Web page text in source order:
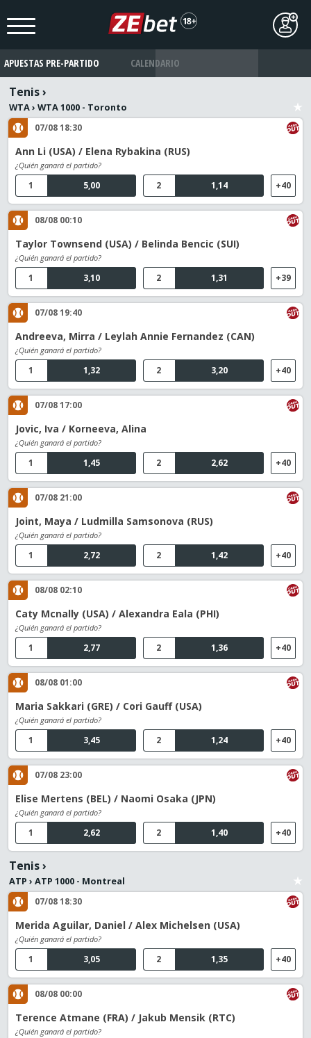
APUESTAS PRE-PARTIDO CALENDARIO
Tenis›
WTA› WTA 1000 - Toronto
07/08 18:30
Ann Li (USA) / Elena Rybakina (RUS)
¿Quién ganará el partido?
5,00
1 1,14
2 +40
08/08 00:10
Taylor Townsend (USA) / Belinda Bencic (SUI)
¿Quién ganará el partido?
3,10
1 1,31
2 +39
07/08 19:40
Andreeva, Mirra / Leylah Annie Fernandez (CAN)
¿Quién ganará el partido?
1,32
1 3,20
2 +40
07/08 17:00
Jovic, Iva / Korneeva, Alina
¿Quién ganará el partido?
1,45
1 2,62
2 +40
07/08 21:00
Joint, Maya / Ludmilla Samsonova (RUS)
¿Quién ganará el partido?
2,72
1 1,42
2 +40
08/08 02:10
Caty Mcnally (USA) / Alexandra Eala (PHI)
¿Quién ganará el partido?
2,77
1 1,36
2 +40
08/08 01:00
Maria Sakkari (GRE) / Cori Gauff (USA)
¿Quién ganará el partido?
3,45
1 1,24
2 +40
07/08 23:00
Elise Mertens (BEL) / Naomi Osaka (JPN)
¿Quién ganará el partido?
2,62
1 1,40
2 +40
Tenis›
ATP › ATP 1000 - Montreal
07/08 18:30
Merida Aguilar, Daniel / Alex Michelsen (USA)
¿Quién ganará el partido?
3,05
1 1,35
2 +40
08/08 00:00
Terence Atmane (FRA) / Jakub Mensik (RTC)
¿Quién ganará el partido?